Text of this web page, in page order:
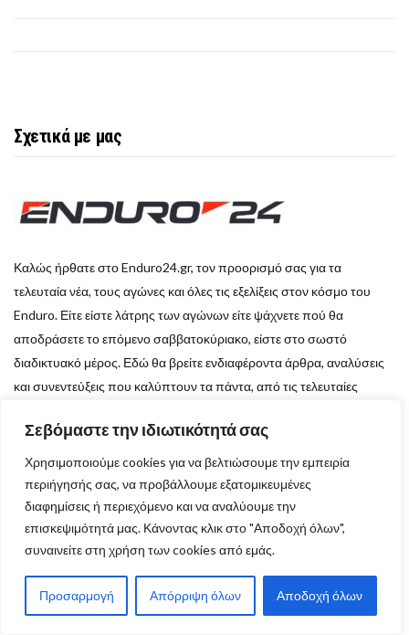
Σεβόμαστε την ιδιωτικότητά σας
Χρησιμοποιούμε cookies για να βελτιώσουμε την εμπειρία
περιήγησής σας, να προβάλλουμε εξατομικευμένες
διαφημίσεις ή περιεχόμενο και να αναλύουμε την
επισκεψιμότητά μας. Κάνοντας κλικ στο "Αποδοχή όλων",
συναινείτε στη χρήση των cookies από εμάς.
Προσαρμογή Απόρριψη όλων Αποδοχή όλων
Σχετικά με μας
Καλώς ήρθατε στο Enduro24.gr, τον προορισμό σας για τα
τελευταία νέα, τους αγώνες και όλες τις εξελίξεις στον κόσμο του
Enduro. Είτε είστε λάτρης των αγώνων είτε ψάχνετε πού θα
αποδράσετε το επόμενο σαββατοκύριακο, είστε στο σωστό
διαδικτυακό μέρος. Εδώ θα βρείτε ενδιαφέροντα άρθρα, αναλύσεις
και συνεντεύξεις που καλύπτουν τα πάντα, από τις τελευταίες
τους σημαντικότερους αγώνες. Ενημερωθείτε, εμπνευστείτε και
μοιραστείτε το πάθος σας για το Enduro μαζί μας!
Αρ. ΓΕΜΗ: 130110903000
Δες ακόμα: